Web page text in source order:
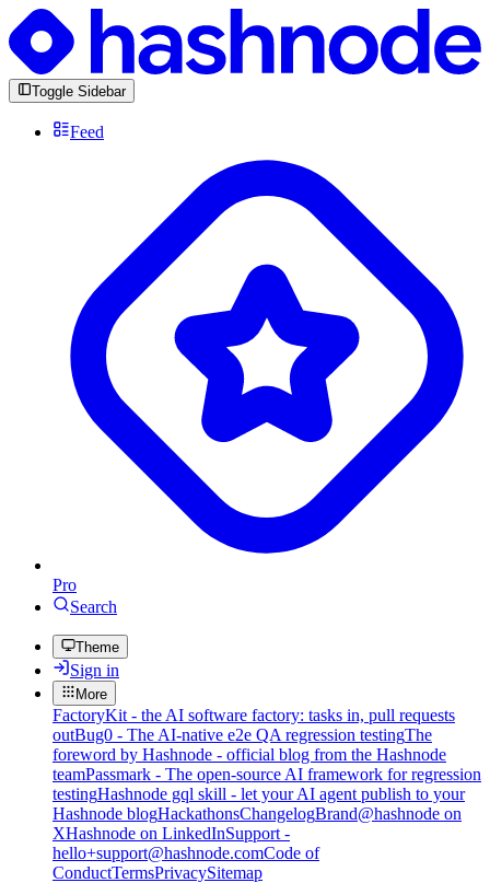
Toggle Sidebar
Feed
Pro
Search
Theme
Sign in
More
FactoryKit - the AI software factory: tasks in, pull requests
outBug0 - The AI-native e2e QA regression testingThe
foreword by Hashnode - official blog from the Hashnode
teamPassmark - The open-source AI framework for regression
testingHashnode gql skill - let your AI agent publish to your
Hashnode blogHackathonsChangelogBrand@hashnode on
XHashnode on LinkedInSupport -
hello+support@hashnode.comCode of
ConductTermsPrivacySitemap